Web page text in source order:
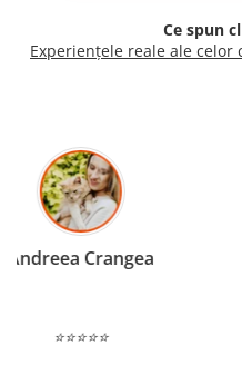
Ce spun
Experiențele reale ale celor